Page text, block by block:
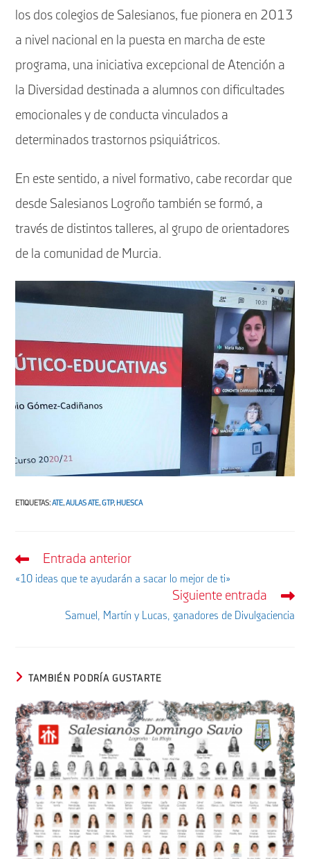
los dos colegios de Salesianos, fue pionera en 2013
a nivel nacional en la puesta en marcha de este
programa, una iniciativa excepcional de Atención a
la Diversidad destinada a alumnos con dificultades
emocionales y de conducta vinculados a
determinados trastornos psiquiátricos.
En este sentido, a nivel formativo, cabe recordar que
desde Salesianos Logroño también se formó, a
través de distintos talleres, al grupo de orientadores
de la comunidad de Murcia.
ETIQUETAS:ATE, AULAS ATE, GTP, HUESCA
Leer
artículos
Entrada anterior
«10 ideas que te ayudarán a sacar lo mejor de ti»
Siguiente entrada
Samuel, Martín y Lucas, ganadores de Divulgaciencia
TAMBIÉN PODRÍA GUSTARTE